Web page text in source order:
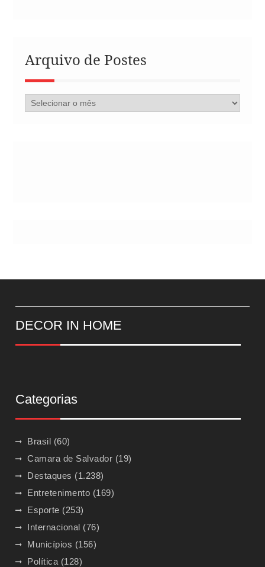
Arquivo de Postes
Arquivo
de
DECOR IN HOME
Categorias
Brasil (60)
Camara de Salvador (19)
Destaques (1.238)
Entretenimento (169)
Esporte (253)
Internacional (76)
Municípios (156)
Política (128)